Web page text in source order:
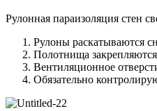
Рулонная параизоляция стен
Рулоны раскатываются
Полотнища
Вентиляционное
Обязательно